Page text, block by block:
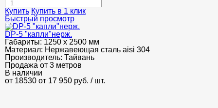
Купить Купить в 1 клик
Быстрый просмотр
DP-5 "капли"нерж.
Габариты: 1250 х 2500 мм
Материал: Нержавеющая сталь aisi 304
Производитель: Тайвань
Продажа от 3 метров
В наличии
от 18530 от 17 950 руб. / шт.